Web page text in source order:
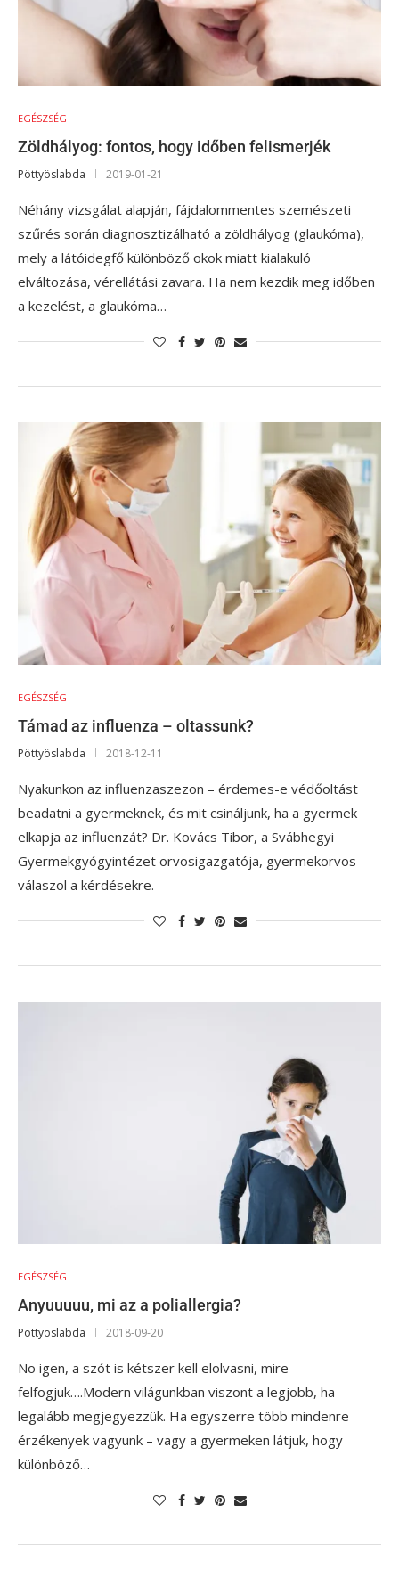
EGÉSZSÉG
Zöldhályog: fontos, hogy időben felismerjék
Pöttyöslabda 2019-01-21
Néhány vizsgálat alapján, fájdalommentes szemészeti
szűrés során diagnosztizálható a zöldhályog (glaukóma),
mely a látóidegfő különböző okok miatt kialakuló
elváltozása, vérellátási zavara. Ha nem kezdik meg időben
a kezelést, a glaukóma…
EGÉSZSÉG
Támad az influenza – oltassunk?
Pöttyöslabda 2018-12-11
Nyakunkon az influenzaszezon – érdemes-e védőoltást
beadatni a gyermeknek, és mit csináljunk, ha a gyermek
elkapja az influenzát? Dr. Kovács Tibor, a Svábhegyi
Gyermekgyógyintézet orvosigazgatója, gyermekorvos
válaszol a kérdésekre.
EGÉSZSÉG
Anyuuuuu, mi az a poliallergia?
Pöttyöslabda 2018-09-20
No igen, a szót is kétszer kell elolvasni, mire
felfogjuk….Modern világunkban viszont a legjobb, ha
legalább megjegyezzük. Ha egyszerre több mindenre
érzékenyek vagyunk – vagy a gyermeken látjuk, hogy
különböző…